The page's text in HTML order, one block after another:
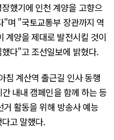
했기에 인천 계양을 고향으
"며 "국토교통부 장관까지 역
계양을 제대로 발전시킬 것이
다"고 조선일보에 밝혔다.
침 계산역 출근길 인사 동행
내내 캠페인을 함께 하는 등
활동을 위해 방송사 예능
고 말했다.